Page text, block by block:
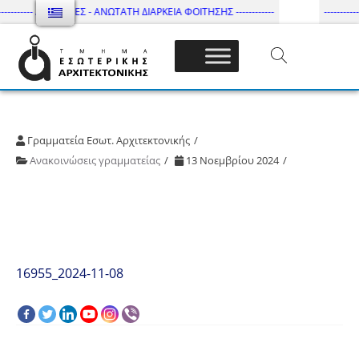
ΔΙΑΓΡΑΦΕΣ - ΑΝΩΤΑΤΗ ΔΙΑΡΚΕΙΑ ΦΟΙΤΗΣΗΣ ------------
Τμήμα Εσωτ. Αρχιτεκτονικής – ΔΙ.ΠΑ.Ε
Γραμματεία Εσωτ. Αρχιτεκτονικής
Ανακοινώσεις γραμματείας
13 Νοεμβρίου 2024
16955_2024-11-08